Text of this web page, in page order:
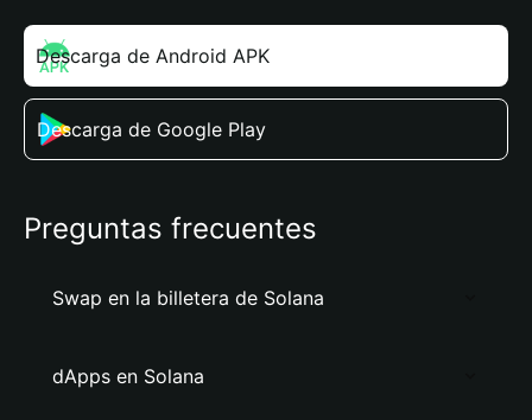
Descarga de Android APK
Descarga de Google Play
Preguntas frecuentes
Swap en la billetera de Solana
dApps en Solana